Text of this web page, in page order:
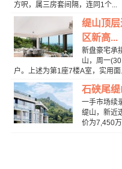
方呎，属三房套间隔，连同1个...
缇山顶
区新高...
新盘豪宅承
山，周一
户。上述为第1座7楼A室，实用面
石硖尾
一手市场续
缇山，新近
价为7,450